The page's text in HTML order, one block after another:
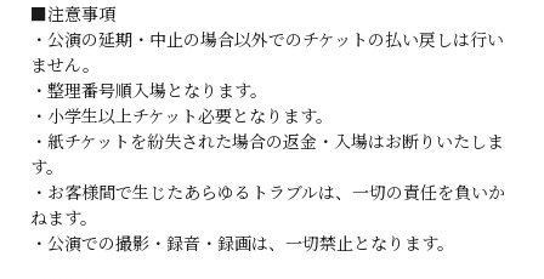
■注意事項
・公演の延期・中止の場合以外でのチケットの払い戻しは行い
ません。
・整理番号順入場となります。
・小学生以上チケット必要となります。
・紙チケットを紛失された場合の返金・入場はお断りいたしま
す。
・お客様間で生じたあらゆるトラブルは、一切の責任を負いか
ねます。
・公演での撮影・録音・録画は、一切禁止となります。